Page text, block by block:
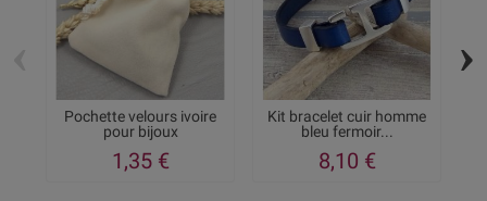
Pochette velours ivoire
pour bijoux
1,35 €
Kit bracelet cuir homme
bleu fermoir...
8,10 €
›